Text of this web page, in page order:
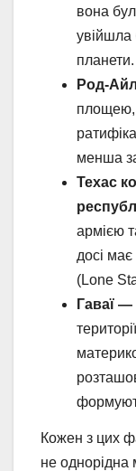
вона
увійшла
планети.
Род-
площею,
менша
Техас
армією
досі
(Lone
Гаваї
Кожен з цих
не однорідна